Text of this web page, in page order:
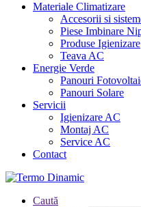
Materiale Climatizare
Accesorii si
Piese Imbinare
Produse Igienizare
Teava AC
Energie Verde
Panouri
Panouri Solare
Servicii
Igienizare AC
Montaj AC
Service AC
Contact
Caută